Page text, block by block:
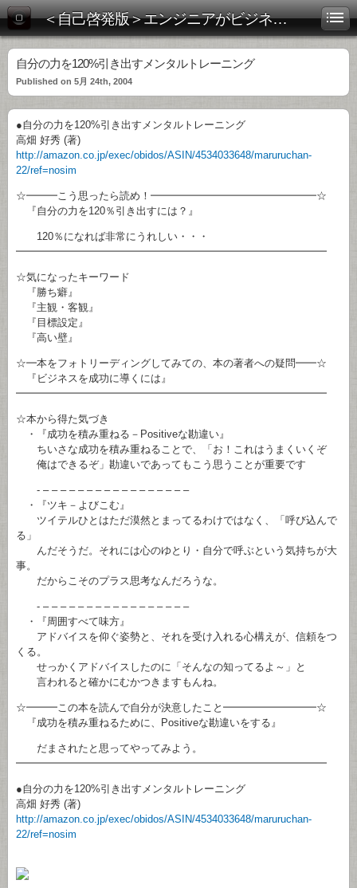
＜自己啓発版＞エンジニアがビジネス書を斬る！
自分の力を120%引き出すメンタルトレーニング
Published on 5月 24th, 2004
●自分の力を120%引き出すメンタルトレーニング
高畑 好秀 (著)
http://amazon.co.jp/exec/obidos/ASIN/4534033648/maruruchan-
22/ref=nosim
☆━━━こう思ったら読め！━━━━━━━━━━━━━━━━☆
『自分の力を120％引き出すには？』
120％になれば非常にうれしい・・・
━━━━━━━━━━━━━━━━━━━━━━━━━━━━━━
☆気になったキーワード
『勝ち癖』
『主観・客観』
『目標設定』
『高い壁』
☆━本をフォトリーディングしてみての、本の著者への疑問━━☆
『ビジネスを成功に導くには』
━━━━━━━━━━━━━━━━━━━━━━━━━━━━━━
☆本から得た気づき
・『成功を積み重ねる－Positiveな勘違い』
ちいさな成功を積み重ねることで、「お！これはうまくいくぞ
俺はできるぞ」勘違いであってもこう思うことが重要です
- – – – – – – – – – – – – – – – – –
・『ツキ－よびこむ』
ツイテルひとはただ漠然とまってるわけではなく、「呼び込んで
る」
んだそうだ。それには心のゆとり・自分で呼ぶという気持ちが大
事。
だからこそのプラス思考なんだろうな。
- – – – – – – – – – – – – – – – – –
・『周囲すべて味方』
アドバイスを仰ぐ姿勢と、それを受け入れる心構えが、信頼をつ
くる。
せっかくアドバイスしたのに「そんなの知ってるよ～」と
言われると確かにむかつきますもんね。
☆━━━この本を読んで自分が決意したこと━━━━━━━━━☆
『成功を積み重ねるために、Positiveな勘違いをする』
だまされたと思ってやってみよう。
━━━━━━━━━━━━━━━━━━━━━━━━━━━━━━
●自分の力を120%引き出すメンタルトレーニング
高畑 好秀 (著)
http://amazon.co.jp/exec/obidos/ASIN/4534033648/maruruchan-
22/ref=nosim